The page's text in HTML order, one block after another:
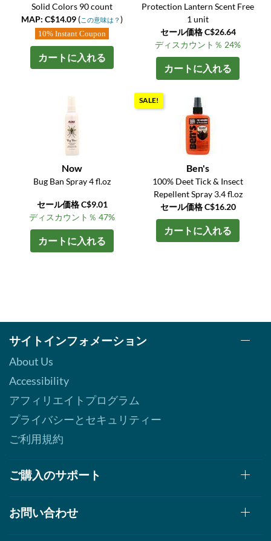
Solid Colors 90 count
MAP: C$14.09 (この意味は？)
10% Instant Coupon
カートに入れる
Protection Lantern Scent Free
1 unit
セール価格 C$26.64
ディスカウント％ 24%
カートに入れる
Now
Bug Ban Spray 4 fl.oz
セール価格 C$9.01
ディスカウント％ 47%
カートに入れる
SALE!
Ben's
100% Deet Tick & Insect
Repellent Spray 3.4 fl.oz
セール価格 C$16.20
カートに入れる
サイトインフォメーション
About Us
Accessibility
アフィリエイトプログラム
プライバシーとセキュリティー
ご利用規約
ご購入のサポート
お問い合わせ